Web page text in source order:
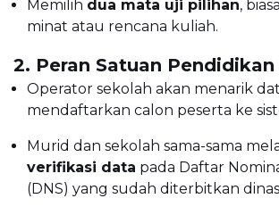
Memilih dua mata uji pilihan,
minat atau rencana kuliah.
2. Peran Satuan Pendidikan
Operator sekolah akan menarik
mendaftarkan calon peserta ke
Murid dan sekolah sama-sama
verifikasi data pada Daftar
(DNS) yang sudah diterbitkan